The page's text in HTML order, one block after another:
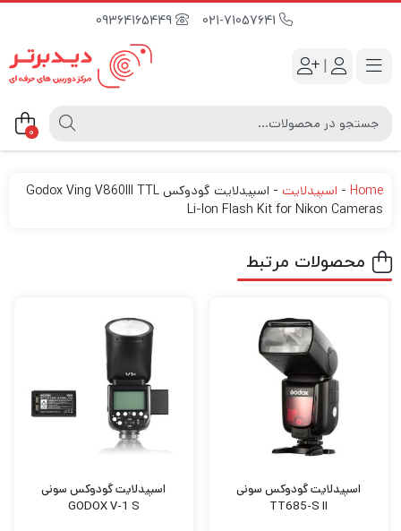
09364165449
|
0
Home
- اسپیدلایت -
اسپیدلایت گودوکس Godox Ving V860III TTL
Li-Ion Flash Kit for Nikon Cameras
محصولات مرتبط
اسپیدلایت گودوکس سونی
TT685-S II
اسپیدلایت گودوکس سونی
GODOX V-1 S